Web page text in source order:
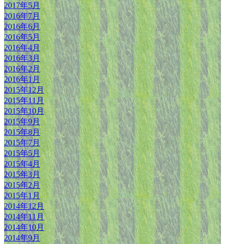
2017年5月
2016年7月
2016年6月
2016年5月
2016年4月
2016年3月
2016年2月
2016年1月
2015年12月
2015年11月
2015年10月
2015年9月
2015年8月
2015年7月
2015年5月
2015年4月
2015年3月
2015年2月
2015年1月
2014年12月
2014年11月
2014年10月
2014年9月